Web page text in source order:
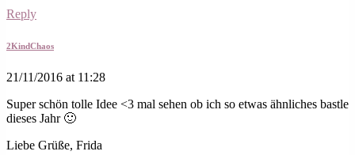
Reply
2KindChaos
21/11/2016 at 11:28
Super schön tolle Idee <3 mal sehen ob ich so etwas ähnliches bastle
dieses Jahr 🙂
Liebe Grüße, Frida